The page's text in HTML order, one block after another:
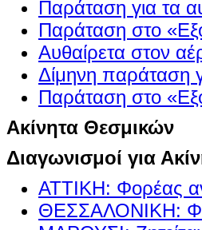
Παράταση για τα
Παράταση στο
Αυθαίρετα στον
Δίμηνη παράταση
Παράταση στο
Ακίνητα Θεσμικών
Διαγωνισμοί για
ΑΤΤΙΚΗ: Φορέας
ΘΕΣΣΑΛΟΝΙΚΗ: